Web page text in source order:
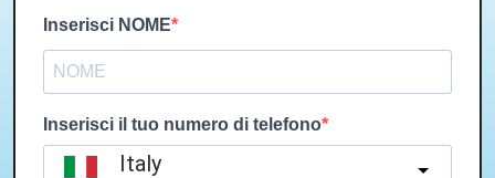
Inserisci NOME
Inserisci il tuo numero di telefono
Italy